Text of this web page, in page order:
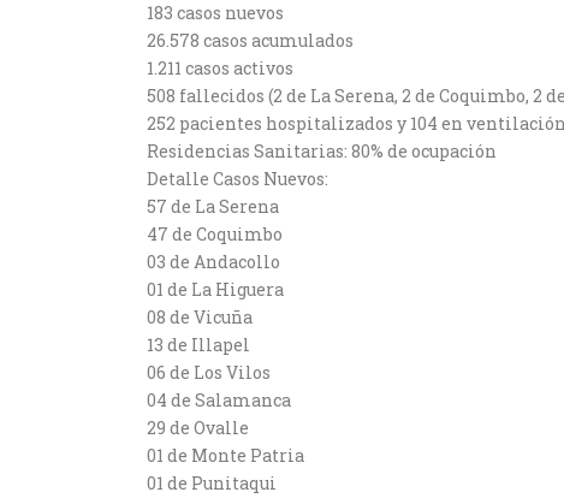
183 casos nuevos
26.578 casos acumulados
1.211 casos activos
508 fallecidos (2 de La Serena, 2 de Coquimbo, 2
252 pacientes hospitalizados y 104 en
Residencias Sanitarias: 80% de ocupación
Detalle Casos Nuevos:
57 de La Serena
47 de Coquimbo
03 de Andacollo
01 de La Higuera
08 de Vicuña
13 de Illapel
06 de Los Vilos
04 de Salamanca
29 de Ovalle
01 de Monte Patria
01 de Punitaqui